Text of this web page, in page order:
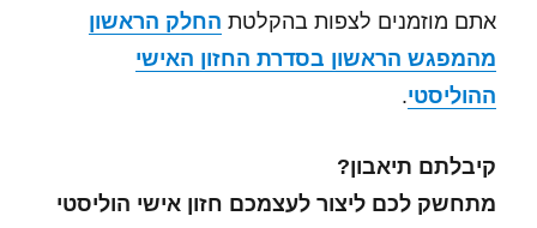
אתם מוזמנים לצפות בהקלטת החלק הראשון
מהמפגש הראשון בסדרת החזון האישי
ההוליסטי.
קיבלתם תיאבון?
מתחשק לכם ליצור לעצמכם חזון אישי הוליסטי